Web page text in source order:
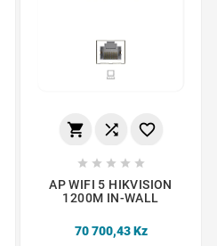
  
    
AP WIFI 5 HIKVISION
1200M IN-WALL
70 700,43 Kz